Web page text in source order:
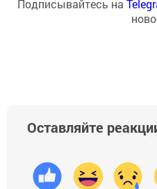
Подписывайтесь на
Оставляйте